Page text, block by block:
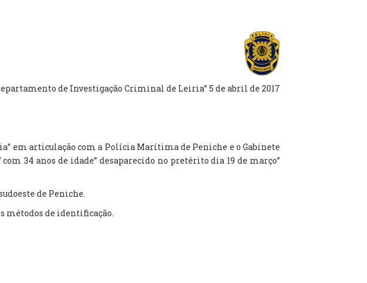
de Investigação Criminal de Leiria” 5 de abril de 2017
em articulação com a Polícia Marítima de Peniche e o Gabinete
34 anos de idade” desaparecido no pretérito dia 19 de março”
de Peniche.
métodos de identificação.